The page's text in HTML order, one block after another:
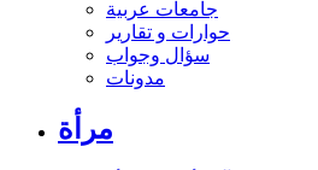
جامعات عربية
حوارات و تقارير
سؤال وجواب
مدونات
مرأة